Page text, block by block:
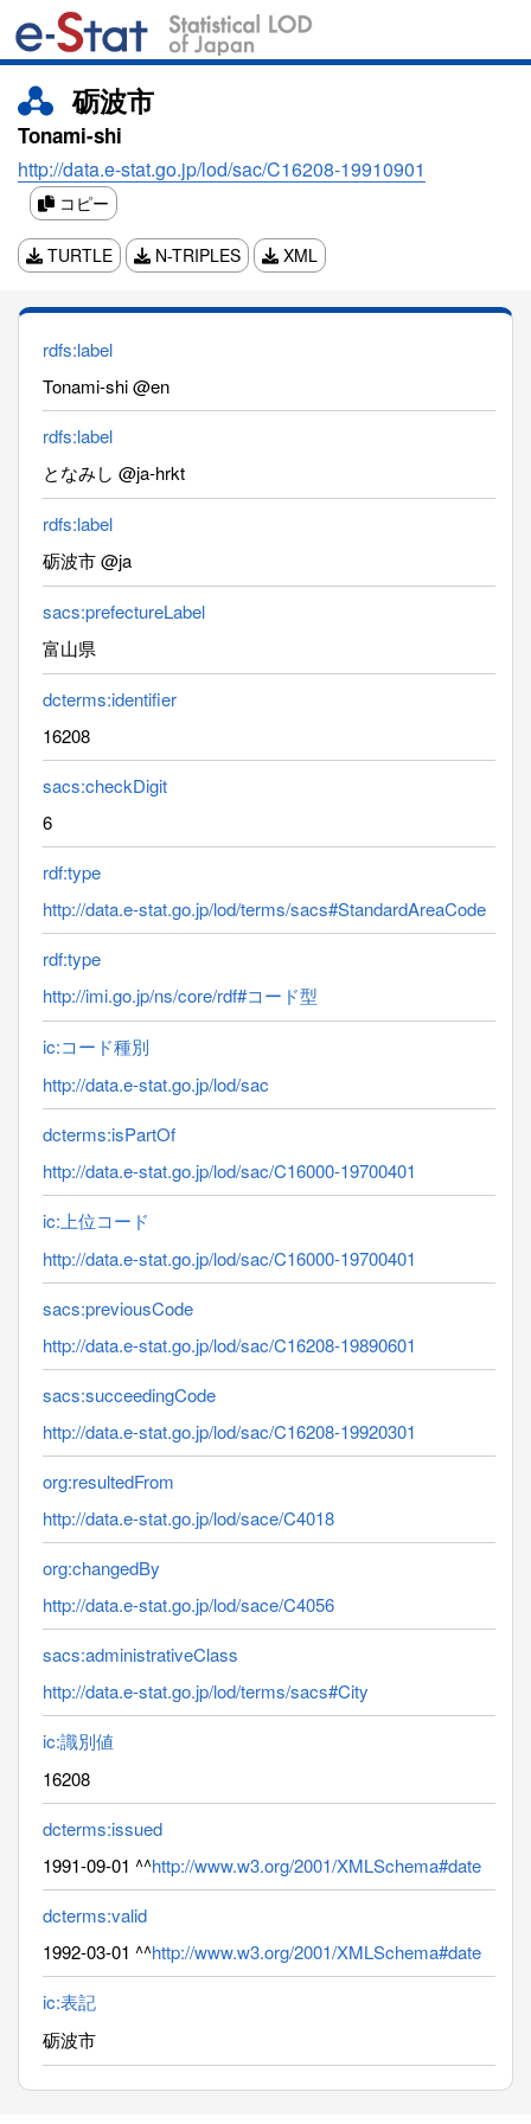
砺波市
Tonami-shi
http://data.e-stat.go.jp/lod/sac/C16208-19910901
コピー
TURTLE N-TRIPLES XML
rdfs:label
Tonami-shi @en
rdfs:label
となみし @ja-hrkt
rdfs:label
砺波市 @ja
sacs:prefectureLabel
富山県
dcterms:identifier
16208
sacs:checkDigit
6
rdf:type
http://data.e-stat.go.jp/lod/terms/sacs#StandardAreaCode
rdf:type
http://imi.go.jp/ns/core/rdf#コード型
ic:コード種別
http://data.e-stat.go.jp/lod/sac
dcterms:isPartOf
http://data.e-stat.go.jp/lod/sac/C16000-19700401
ic:上位コード
http://data.e-stat.go.jp/lod/sac/C16000-19700401
sacs:previousCode
http://data.e-stat.go.jp/lod/sac/C16208-19890601
sacs:succeedingCode
http://data.e-stat.go.jp/lod/sac/C16208-19920301
org:resultedFrom
http://data.e-stat.go.jp/lod/sace/C4018
org:changedBy
http://data.e-stat.go.jp/lod/sace/C4056
sacs:administrativeClass
http://data.e-stat.go.jp/lod/terms/sacs#City
ic:識別値
16208
dcterms:issued
1991-09-01 ^^http://www.w3.org/2001/XMLSchema#date
dcterms:valid
1992-03-01 ^^http://www.w3.org/2001/XMLSchema#date
ic:表記
砺波市